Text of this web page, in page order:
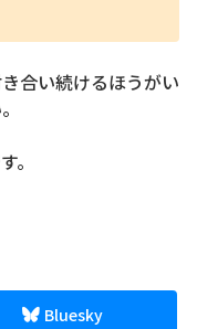
合い続けるほうがい
。
Bluesky